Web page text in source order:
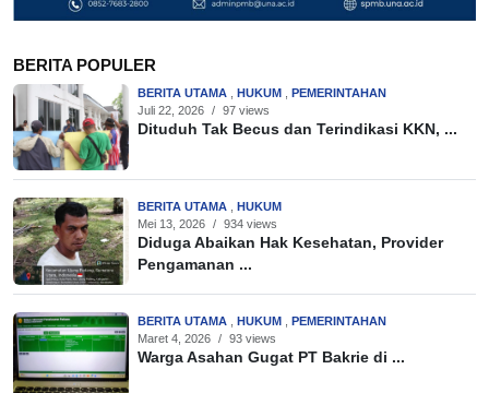
BERITA POPULER
BERITA UTAMA HUKUM
PEMERINTAHAN
Juli 22, 2026 / 97 views
Dituduh Tak Becus dan Terindikasi KKN, ...
BERITA UTAMA , HUKUM
Mei 13, 2026 / 934 views
Diduga Abaikan Hak Kesehatan, Provider
Pengamanan ...
BERITA UTAMA HUKUM
PEMERINTAHAN
Maret 4, 2026 / 93 views
Warga Asahan Gugat PT Bakrie di ...